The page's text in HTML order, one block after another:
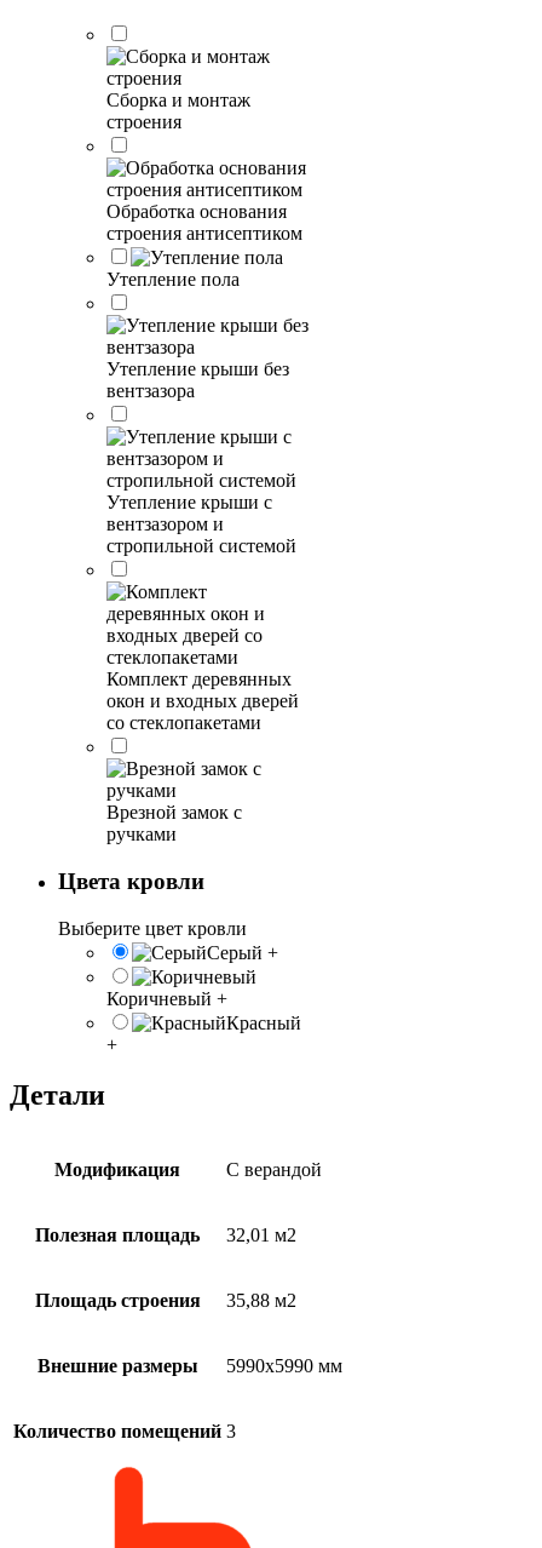
Сборка и монтаж
строения
Обработка основания
строения антисептиком
Утепление пола
Утепление крыши без
вентзазора
Утепление крыши с
вентзазором и
стропильной системой
Комплект деревянных
окон и входных дверей
со стеклопакетами
Врезной замок с
ручками
Цвета кровли
Выберите цвет кровли
Серый +
Коричневый +
Красный
+
Детали
Модификация С верандой
Полезная площадь 32,01 м2
Площадь строения 35,88 м2
Внешние размеры 5990х5990 мм
Количество помещений 3